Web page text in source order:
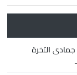
السبت 1 جمادى الآخرة